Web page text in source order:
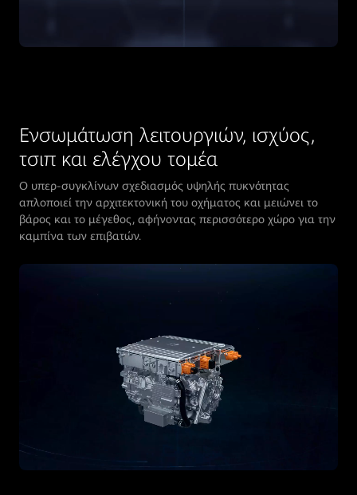
Ενσωμάτωση λειτουργιών, ισχύος,
τσιπ και ελέγχου τομέα
Ο υπερ-συγκλίνων σχεδιασμός υψηλής πυκνότητας
απλοποιεί την αρχιτεκτονική του οχήματος και μειώνει το
βάρος και το μέγεθος, αφήνοντας περισσότερο χώρο για την
καμπίνα των επιβατών.